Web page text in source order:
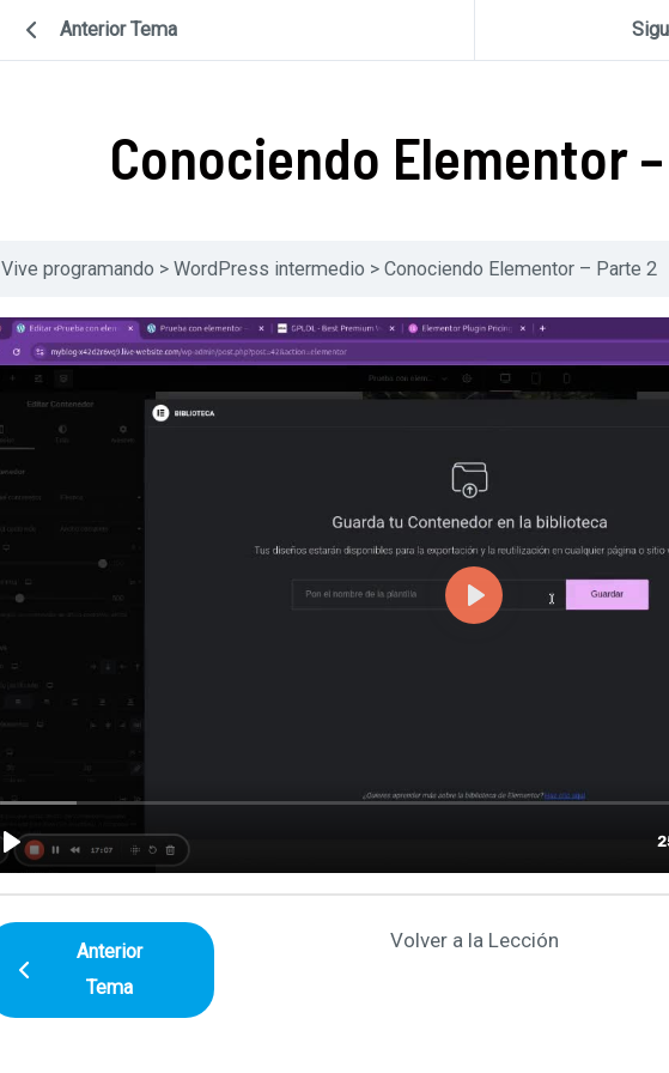
Anterior Tema
Conociendo Elementor
Vive programando WordPress intermedio Conociendo Elementor – Parte 2
Anterior
Tema
Volver a la Lección